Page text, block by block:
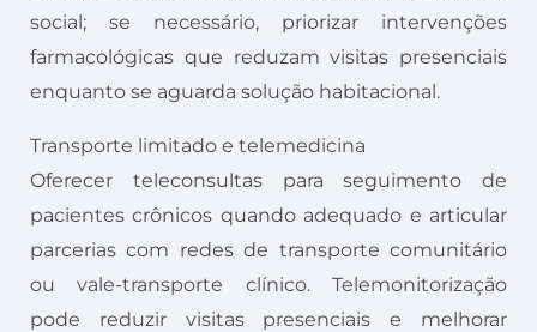
social; se necessário, priorizar intervenções
farmacológicas que reduzam visitas presenciais
enquanto se aguarda solução habitacional.
Transporte limitado e telemedicina
Oferecer teleconsultas para seguimento de
pacientes crônicos quando adequado e articular
parcerias com redes de transporte comunitário
ou vale-transporte clínico. Telemonitorização
pode reduzir visitas presenciais e melhorar